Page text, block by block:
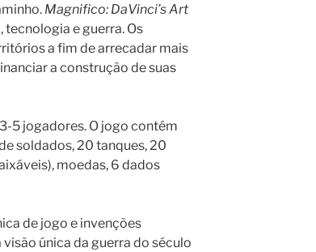
Magnifico: DaVinci’s Art
e guerra. Os
a fim de arrecadar mais
a construção de suas
5 jogadores. O jogo contém
soldados, 20 tanques, 20
moedas, 6 dados
de jogo e invenções
única da guerra do século